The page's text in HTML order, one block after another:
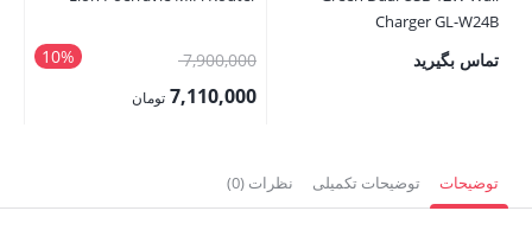
Charger GL-W24B
تماس بگیرید 10% 7,900,000قیمت
اصلی:7,110,000 تومان
7,110,000 تومان.
توضیحات توضیحات تکمیلی نظرات (0)